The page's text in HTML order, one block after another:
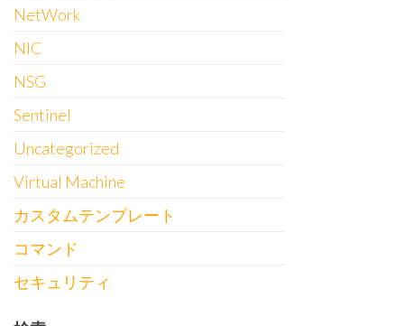
NetWork
NIC
NSG
Sentinel
Uncategorized
Virtual Machine
カスタムテンプレート
コマンド
セキュリティ